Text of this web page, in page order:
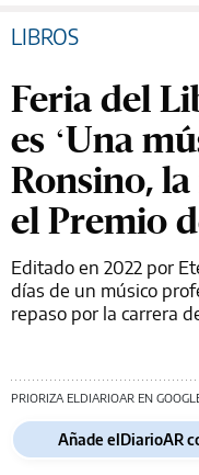
LIBROS
Feria del
es ‘Una
Ronsino,
el Premio
Editado en 2022 por
días de un músico
repaso por la carrera
PRIORIZA ELDIARIOAR EN
Añade elDiarioAR